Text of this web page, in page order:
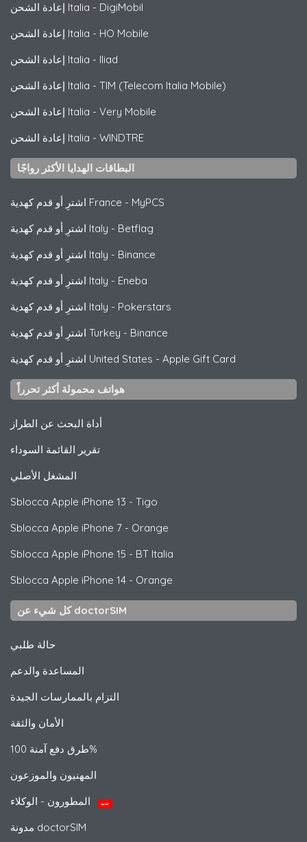
إعادة الشحن Italia - DigiMobil
إعادة الشحن Italia - HO Mobile
إعادة الشحن Italia - Iliad
إعادة الشحن Italia - TIM (Telecom Italia Mobile)
إعادة الشحن Italia - Very Mobile
إعادة الشحن Italia - WINDTRE
البطاقات الهدايا الأكثر رواجًا
اشترِ أو قدم كهدية France - MyPCS
اشترِ أو قدم كهدية Italy - Betflag
اشترِ أو قدم كهدية Italy - Binance
اشترِ أو قدم كهدية Italy - Eneba
اشترِ أو قدم كهدية Italy - Pokerstars
اشترِ أو قدم كهدية Turkey - Binance
اشترِ أو قدم كهدية United States - Apple Gift Card
هواتف محمولة أكثر تحرراً
أداة البحث عن الطراز
تقرير القائمة السوداء
المشغل الأصلي
Sblocca Apple iPhone 13 - Tigo
Sblocca Apple iPhone 7 - Orange
Sblocca Apple iPhone 15 - BT Italia
Sblocca Apple iPhone 14 - Orange
كل شيء عن doctorSIM
حالة طلبي
المساعدة والدعم
التزام بالممارسات الجيدة
الأمان والثقة
طرق دفع آمنة 100%
المهنيون والموزعون
جديد
مدونة doctorSIM